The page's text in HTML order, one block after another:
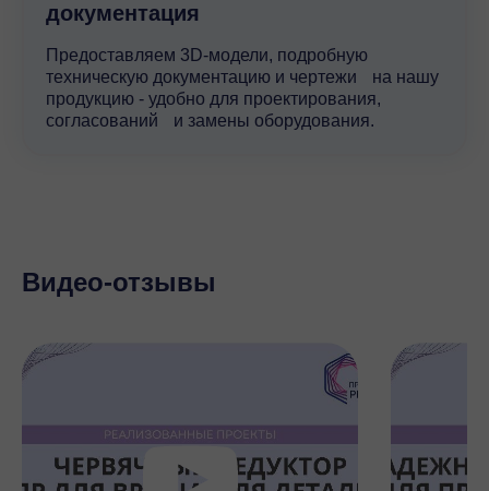
документация
Предоставляем 3D-модели, подробную
техническую документацию и чертежи на нашу
продукцию - удобно для проектирования,
согласований и замены оборудования.
Видео-отзывы